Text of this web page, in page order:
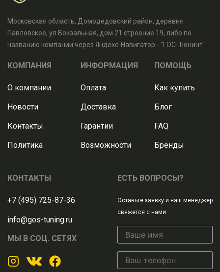
Московская область, Домодедовский район, деревня
Павловское, ул Вокзальная, дом 21 строение 19, либо по
названию компании через Яндекс-Навигатор - "ГОС-Тюнинг"
КОМПАНИЯ
О компании
Новости
Контакты
Политика
ИНФОРМАЦИЯ
Оплата
Доставка
Гарантии
Возможности
ПОМОЩЬ
Как купить
Блог
FAQ
Бренды
КОНТАКТЫ
+7 (495) 725-87-36
info@gos-tuning.ru
МЫ В СОЦ. СЕТЯХ
ЕСТЬ ВОПРОСЫ?
Оставьте заявку и наш менеджер
свяжется с нами